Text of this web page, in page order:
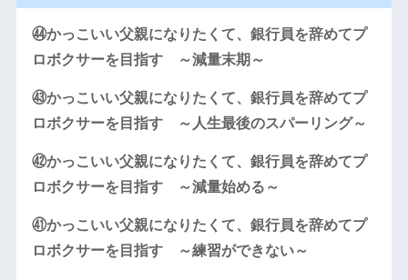
㊹かっこいい父親になりたくて、銀行員を辞めてプ
ロボクサーを目指す ～減量末期～
㊸かっこいい父親になりたくて、銀行員を辞めてプ
ロボクサーを目指す ～人生最後のスパーリング～
㊷かっこいい父親になりたくて、銀行員を辞めてプ
ロボクサーを目指す ～減量始める～
㊶かっこいい父親になりたくて、銀行員を辞めてプ
ロボクサーを目指す ～練習ができない～